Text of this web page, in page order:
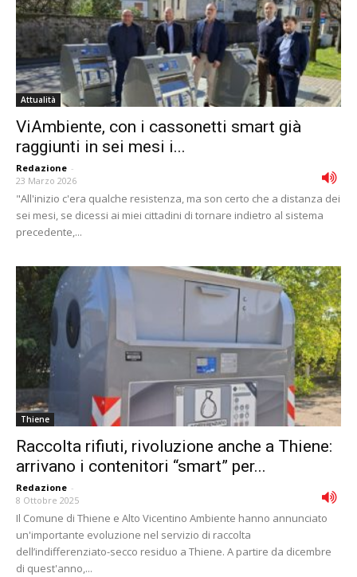
Attualità
ViAmbiente, con i cassonetti smart già
raggiunti in sei mesi i...
Redazione -
23 Marzo 2026
"All'inizio c'era qualche resistenza, ma son certo che a distanza dei
sei mesi, se dicessi ai miei cittadini di tornare indietro al sistema
precedente,...
Thiene
Raccolta rifiuti, rivoluzione anche a Thiene:
arrivano i contenitori “smart” per...
Redazione -
8 Ottobre 2025
Il Comune di Thiene e Alto Vicentino Ambiente hanno annunciato
un'importante evoluzione nel servizio di raccolta
dell’indifferenziato-secco residuo a Thiene. A partire da dicembre
di quest'anno,...